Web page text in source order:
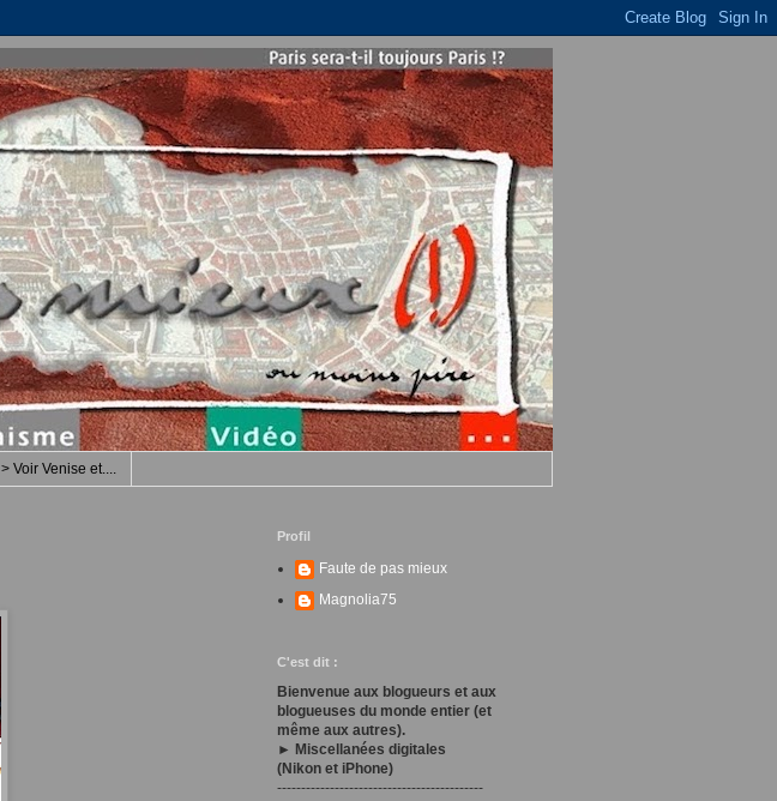
> Voir Venise et....
Profil
Faute de pas mieux
Magnolia75
C'est dit :
Bienvenue aux blogueurs et aux
blogueuses du monde entier (et
même aux autres).
► Miscellanées digitales
(Nikon et iPhone)
-------------------------------------------